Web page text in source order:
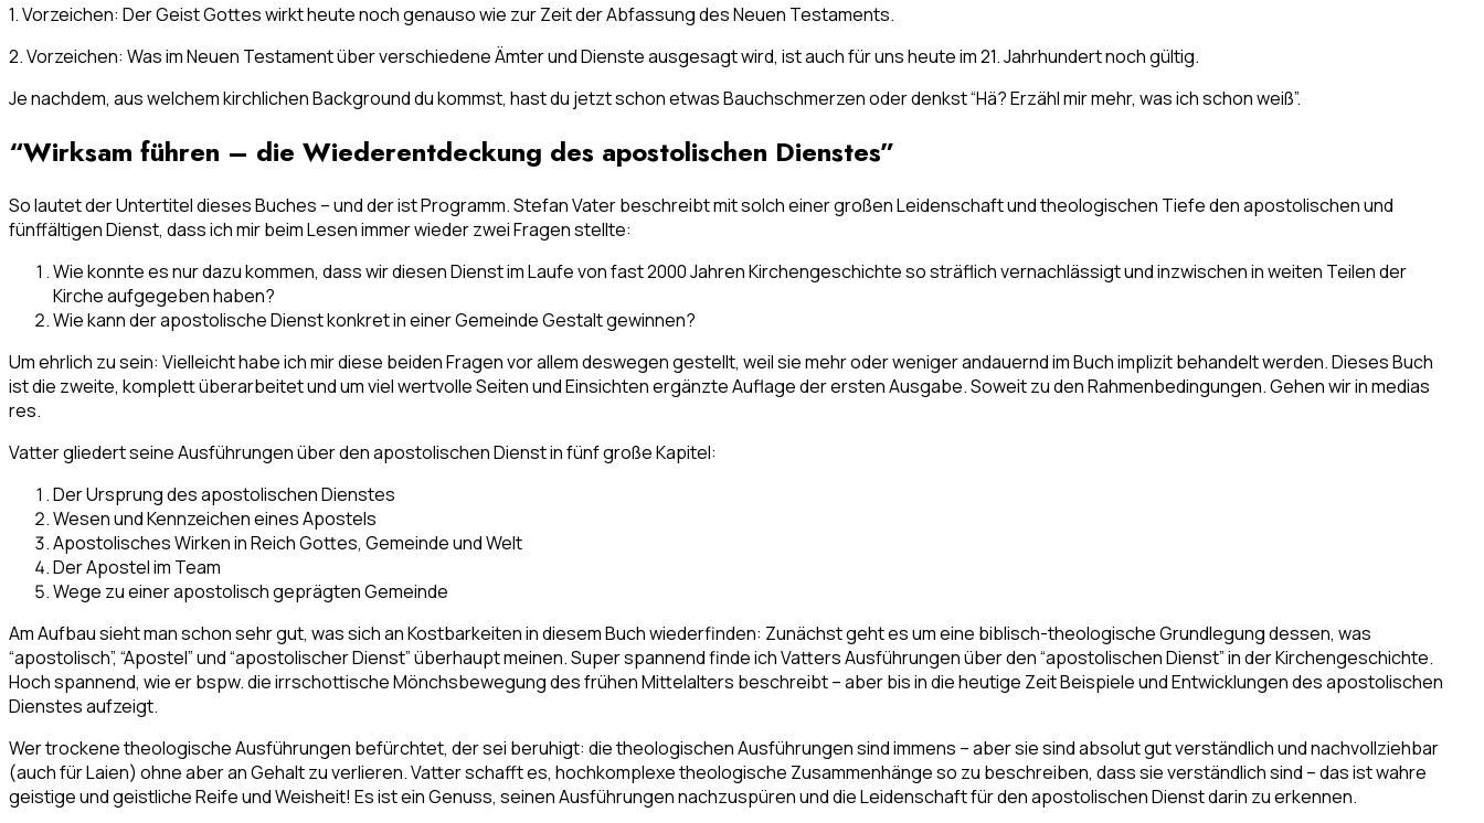
1. Vorzeichen: Der Geist Gottes wirkt heute noch genauso wie zur Zeit der Abfassung des Neuen Testaments.
2. Vorzeichen: Was im Neuen Testament über verschiedene Ämter und Dienste ausgesagt wird, ist auch für uns heute im 21. Jahrhundert noch gültig.
Je nachdem, aus welchem kirchlichen Background du kommst, hast du jetzt schon etwas Bauchschmerzen oder denkst “Hä? Erzähl mir mehr, was ich schon weiß”.
“Wirksam führen – die Wiederentdeckung des apostolischen Dienstes”
So lautet der Untertitel dieses Buches – und der ist Programm. Stefan Vater beschreibt mit solch einer großen Leidenschaft und theologischen Tiefe den apostolischen und
fünffältigen Dienst, dass ich mir beim Lesen immer wieder zwei Fragen stellte:
Wie konnte es nur dazu kommen, dass wir diesen Dienst im Laufe von fast 2000 Jahren Kirchengeschichte so sträflich vernachlässigt und inzwischen in weiten Teilen der
Kirche aufgegeben haben?
Wie kann der apostolische Dienst konkret in einer Gemeinde Gestalt gewinnen?
Um ehrlich zu sein: Vielleicht habe ich mir diese beiden Fragen vor allem deswegen gestellt, weil sie mehr oder weniger andauernd im Buch implizit behandelt werden. Dieses Buch
ist die zweite, komplett überarbeitet und um viel wertvolle Seiten und Einsichten ergänzte Auflage der ersten Ausgabe. Soweit zu den Rahmenbedingungen. Gehen wir in medias
res.
Vatter gliedert seine Ausführungen über den apostolischen Dienst in fünf große Kapitel:
Der Ursprung des apostolischen Dienstes
Wesen und Kennzeichen eines Apostels
Apostolisches Wirken in Reich Gottes, Gemeinde und Welt
Der Apostel im Team
Wege zu einer apostolisch geprägten Gemeinde
Am Aufbau sieht man schon sehr gut, was sich an Kostbarkeiten in diesem Buch wiederfinden: Zunächst geht es um eine biblisch-theologische Grundlegung dessen, was
“apostolisch”, “Apostel” und “apostolischer Dienst” überhaupt meinen. Super spannend finde ich Vatters Ausführungen über den “apostolischen Dienst” in der Kirchengeschichte.
Hoch spannend, wie er bspw. die irrschottische Mönchsbewegung des frühen Mittelalters beschreibt – aber bis in die heutige Zeit Beispiele und Entwicklungen des apostolischen
Dienstes aufzeigt.
Wer trockene theologische Ausführungen befürchtet, der sei beruhigt: die theologischen Ausführungen sind immens – aber sie sind absolut gut verständlich und nachvollziehbar
(auch für Laien) ohne aber an Gehalt zu verlieren. Vatter schafft es, hochkomplexe theologische Zusammenhänge so zu beschreiben, dass sie verständlich sind – das ist wahre
geistige und geistliche Reife und Weisheit! Es ist ein Genuss, seinen Ausführungen nachzuspüren und die Leidenschaft für den apostolischen Dienst darin zu erkennen.